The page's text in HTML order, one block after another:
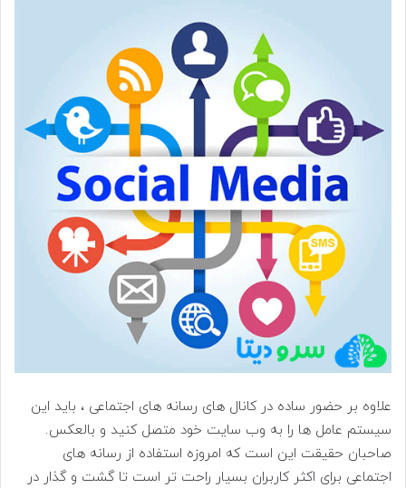
علاوه بر حضور ساده در کانال های رسانه های اجتماعی ، باید این
سیستم عامل ها را به وب سایت خود متصل کنید و بالعکس.
صاحبان حقیقت این است که امروزه استفاده از رسانه های
اجتماعی برای اکثر کاربران بسیار راحت تر است تا گشت و گذار در